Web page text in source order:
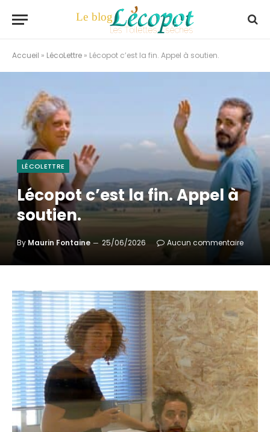
Accueil » LécoLettre » Lécopot c’est la fin. Appel à soutien.
LÉCOLETTRE
Lécopot c’est la fin. Appel à
soutien.
By Maurin Fontaine 25/06/2026 Aucun commentaire